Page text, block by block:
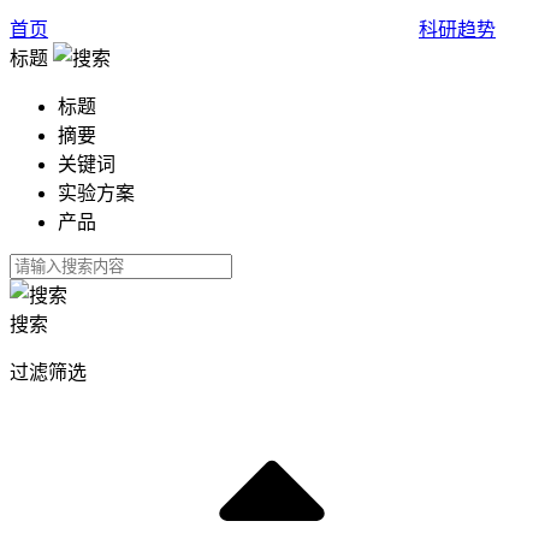
首页
科研趋势
标题
标题
摘要
关键词
实验方案
产品
搜索
过滤筛选